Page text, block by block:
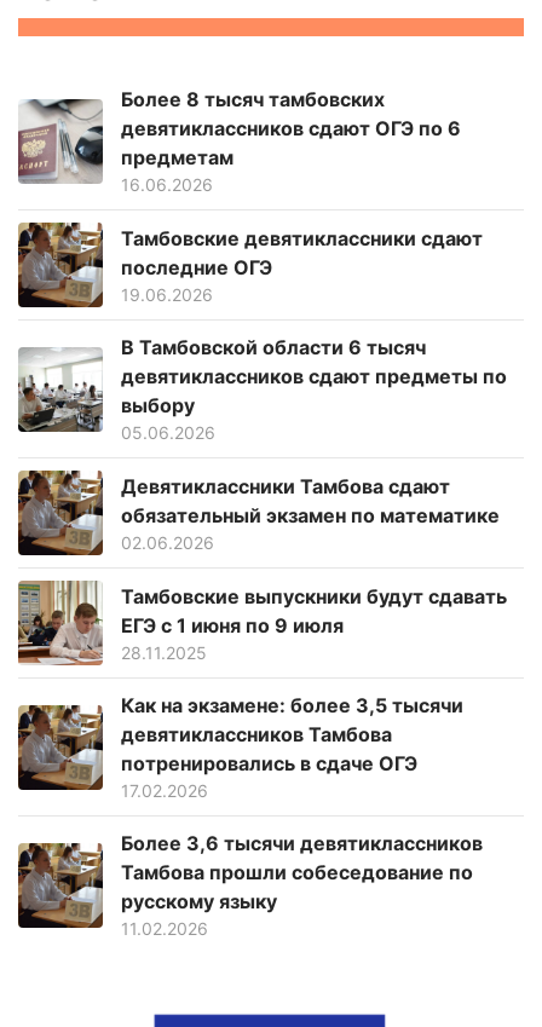
Более 8 тысяч тамбовских
девятиклассников сдают ОГЭ по 6
предметам
16.06.2026
Тамбовские девятиклассники сдают
последние ОГЭ
19.06.2026
В Тамбовской области 6 тысяч
девятиклассников сдают предметы по
выбору
05.06.2026
Девятиклассники Тамбова сдают
обязательный экзамен по математике
02.06.2026
Тамбовские выпускники будут сдавать
ЕГЭ с 1 июня по 9 июля
28.11.2025
Как на экзамене: более 3,5 тысячи
девятиклассников Тамбова
потренировались в сдаче ОГЭ
17.02.2026
Более 3,6 тысячи девятиклассников
Тамбова прошли собеседование по
русскому языку
11.02.2026